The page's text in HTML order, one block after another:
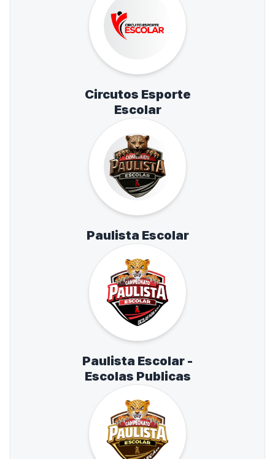
Circutos Esporte
Escolar
Paulista Escolar
Paulista Escolar -
Escolas Publicas